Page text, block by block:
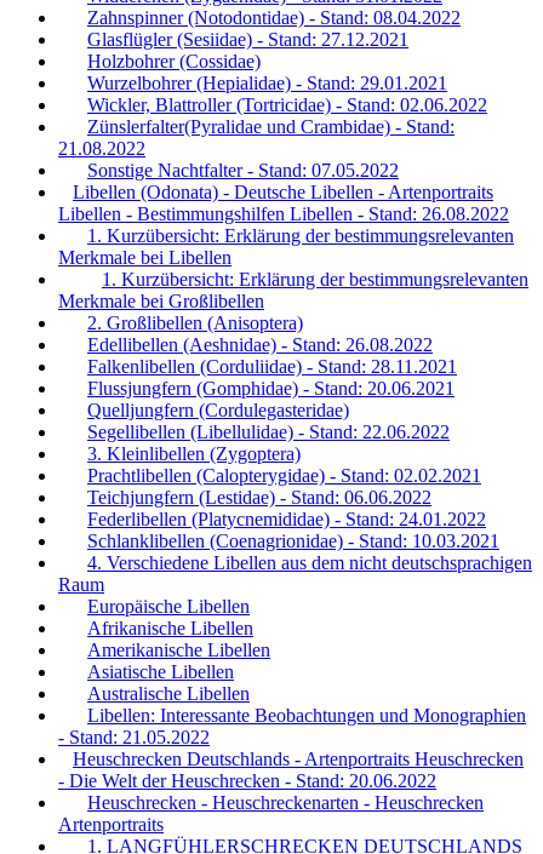
Zahnspinner (Notodontidae) - Stand: 08.04.2022
Glasflügler (Sesiidae) - Stand: 27.12.2021
Holzbohrer (Cossidae)
Wurzelbohrer (Hepialidae) - Stand: 29.01.2021
Wickler, Blattroller (Tortricidae) - Stand: 02.06.2022
Zünslerfalter(Pyralidae und Crambidae) - Stand:
21.08.2022
Sonstige Nachtfalter - Stand: 07.05.2022
Libellen (Odonata) - Deutsche Libellen - Artenportraits
Libellen - Bestimmungshilfen Libellen - Stand: 26.08.2022
1. Kurzübersicht: Erklärung der bestimmungsrelevanten
Merkmale bei Libellen
1. Kurzübersicht: Erklärung der bestimmungsrelevanten
Merkmale bei Großlibellen
2. Großlibellen (Anisoptera)
Edellibellen (Aeshnidae) - Stand: 26.08.2022
Falkenlibellen (Corduliidae) - Stand: 28.11.2021
Flussjungfern (Gomphidae) - Stand: 20.06.2021
Quelljungfern (Cordulegasteridae)
Segellibellen (Libellulidae) - Stand: 22.06.2022
3. Kleinlibellen (Zygoptera)
Prachtlibellen (Calopterygidae) - Stand: 02.02.2021
Teichjungfern (Lestidae) - Stand: 06.06.2022
Federlibellen (Platycnemididae) - Stand: 24.01.2022
Schlanklibellen (Coenagrionidae) - Stand: 10.03.2021
4. Verschiedene Libellen aus dem nicht deutschsprachigen
Raum
Europäische Libellen
Afrikanische Libellen
Amerikanische Libellen
Asiatische Libellen
Australische Libellen
Libellen: Interessante Beobachtungen und Monographien
- Stand: 21.05.2022
Heuschrecken Deutschlands - Artenportraits Heuschrecken
- Die Welt der Heuschrecken - Stand: 20.06.2022
Heuschrecken - Heuschreckenarten - Heuschrecken
Artenportraits
1. LANGFÜHLERSCHRECKEN DEUTSCHLANDS